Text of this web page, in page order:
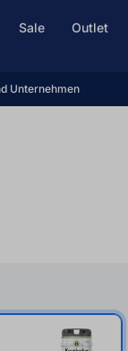
Sale Outlet
Unternehmen